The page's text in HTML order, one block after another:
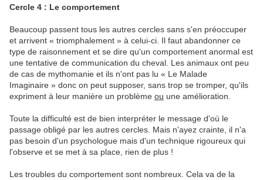
Cercle 4 : Le comportement
Beaucoup passent tous les autres cercles sans s'en préoccuper
et arrivent « triomphalement » à celui-ci. Il faut abandonner ce
type de raisonnement et se dire qu'un comportement anormal est
une tentative de communication du cheval. Les animaux ont peu
de cas de mythomanie et ils n'ont pas lu « Le Malade
Imaginaire » donc on peut supposer, sans trop se tromper, qu'ils
expriment à leur manière un problème ou une amélioration.
Toute la difficulté est de bien interpréter le message d'où le
passage obligé par les autres cercles. Mais n'ayez crainte, il n'a
pas besoin d'un psychologue mais d'un technique rigoureux qui
l'observe et se met à sa place, rien de plus !
Les troubles du comportement sont nombreux. Cela va de la